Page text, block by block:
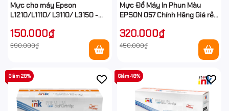
Mực cho máy Epson
L1210/L1110/ L3110/ L3150 -
150.000₫
390.000₫
Mực Đổ Máy In Phun Màu
EPSON 057 Chính Hãng Giá rẻ
320.000₫
450.000₫
Giảm 28% Giảm 48%